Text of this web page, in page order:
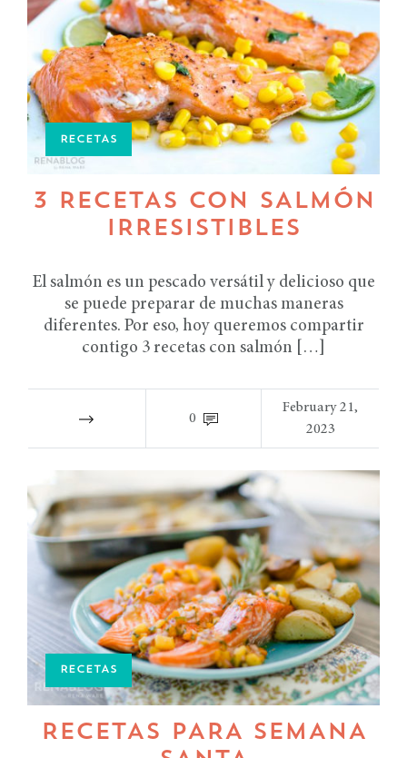
RECETAS
3 RECETAS CON SALMÓN
IRRESISTIBLES
El salmón es un pescado versátil y delicioso que
se puede preparar de muchas maneras
diferentes. Por eso, hoy queremos compartir
contigo 3 recetas con salmón […]
0
February 21,
2023
RECETAS
RECETAS PARA SEMANA